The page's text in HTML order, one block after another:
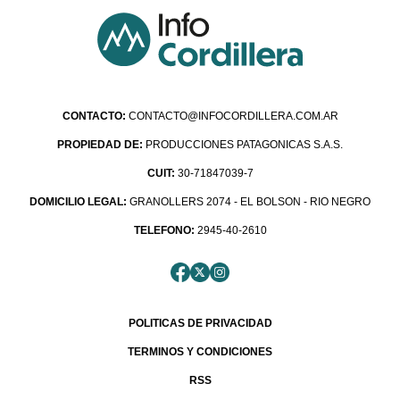
CONTACTO: CONTACTO@INFOCORDILLERA.COM.AR
PROPIEDAD DE: PRODUCCIONES PATAGONICAS S.A.S.
CUIT: 30-71847039-7
DOMICILIO LEGAL: GRANOLLERS 2074 - EL BOLSON - RIO NEGRO
TELEFONO: 2945-40-2610
POLITICAS DE PRIVACIDAD
TERMINOS Y CONDICIONES
RSS